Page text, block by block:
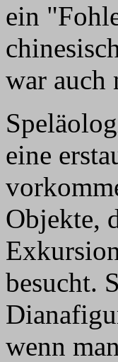
ein
war auch
eine
Objekte,
besucht.
wenn